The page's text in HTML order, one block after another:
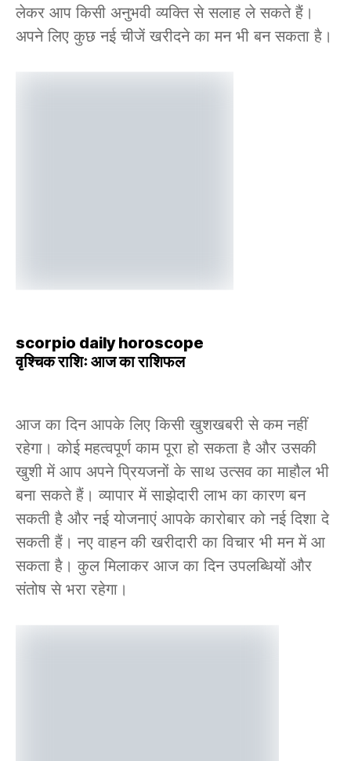
लेकर आप किसी अनुभवी व्यक्ति से सलाह ले सकते हैं।
अपने लिए कुछ नई चीजें खरीदने का मन भी बन सकता है।
scorpio daily horoscope
वृश्चिक राशिः आज का राशिफल
आज का दिन आपके लिए किसी खुशखबरी से कम नहीं
रहेगा। कोई महत्वपूर्ण काम पूरा हो सकता है और उसकी
खुशी में आप अपने प्रियजनों के साथ उत्सव का माहौल भी
बना सकते हैं। व्यापार में साझेदारी लाभ का कारण बन
सकती है और नई योजनाएं आपके कारोबार को नई दिशा दे
सकती हैं। नए वाहन की खरीदारी का विचार भी मन में आ
सकता है। कुल मिलाकर आज का दिन उपलब्धियों और
संतोष से भरा रहेगा।